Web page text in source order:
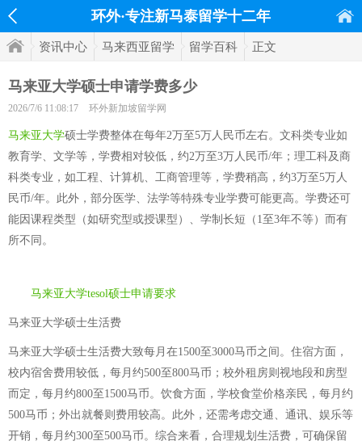
环外·专注新马泰留学十二年
资讯中心 马来西亚留学 留学百科 正文
马来亚大学硕士申请学费多少
2026/7/6 11:08:17 环外新加坡留学网
马来亚大学硕士学费整体在每年2万至5万人民币左右。文科类专业如
教育学、文学等，学费相对较低，约2万至3万人民币/年；理工科及商
科类专业，如工程、计算机、工商管理等，学费稍高，约3万至5万人
民币/年。此外，部分医学、法学等特殊专业学费可能更高。学费还可
能因课程类型（如研究型或授课型）、学制长短（1至3年不等）而有
所不同。
马来亚大学tesol硕士申请要求
马来亚大学硕士生活费
马来亚大学硕士生活费大致每月在1500至3000马币之间。住宿方面，
校内宿舍费用较低，每月约500至800马币；校外租房则视地段和房型
而定，每月约800至1500马币。饮食方面，学校食堂价格亲民，每月约
500马币；外出就餐则费用较高。此外，还需考虑交通、通讯、娱乐等
开销，每月约300至500马币。综合来看，合理规划生活费，可确保留